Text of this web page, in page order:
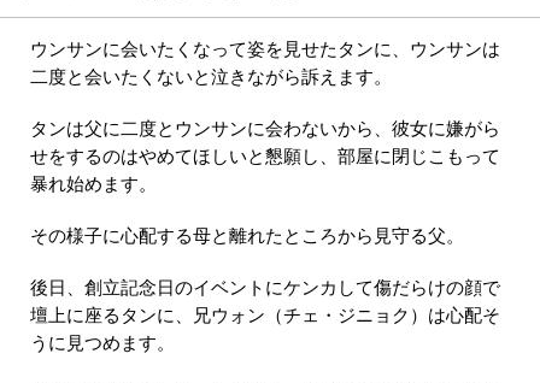
ウンサンに会いたくなって姿を見せたタンに、ウンサンは
二度と会いたくないと泣きながら訴えます。
タンは父に二度とウンサンに会わないから、彼女に嫌がら
せをするのはやめてほしいと懇願し、部屋に閉じこもって
暴れ始めます。
その様子に心配する母と離れたところから見守る父。
後日、創立記念日のイベントにケンカして傷だらけの顔で
壇上に座るタンに、兄ウォン（チェ・ジニョク）は心配そ
うに見つめます。